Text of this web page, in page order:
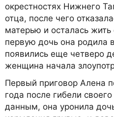
окрестностях Нижнего
отца, после чего
матерью и осталась
первую дочь она родила
появились еще четверо
женщина начала
Первый приговор Алена
года после гибели
данным, она уронила